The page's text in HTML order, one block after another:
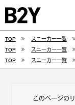
COLUMN
FEATURE
TOP スニーカー一覧
TOP
スニーカー一覧
TOP
スニーカー一覧
このページの